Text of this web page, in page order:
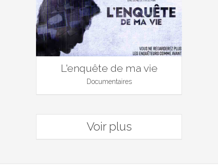
L'enquête de ma vie
Documentaires
Voir plus